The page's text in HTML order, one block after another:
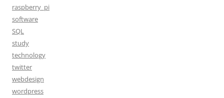
raspberry_pi
software
SQL
study
technology
twitter
webdesign
wordpress